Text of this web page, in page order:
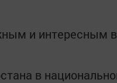
и интересным в
в